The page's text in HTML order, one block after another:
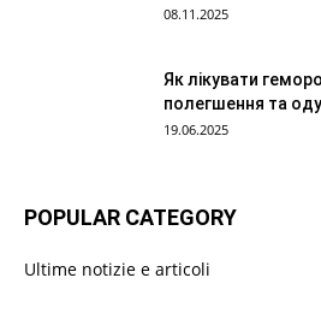
08.11.2025
Як лікувати
полегшення та
19.06.2025
POPULAR CATEGORY
Ultime notizie e articoli